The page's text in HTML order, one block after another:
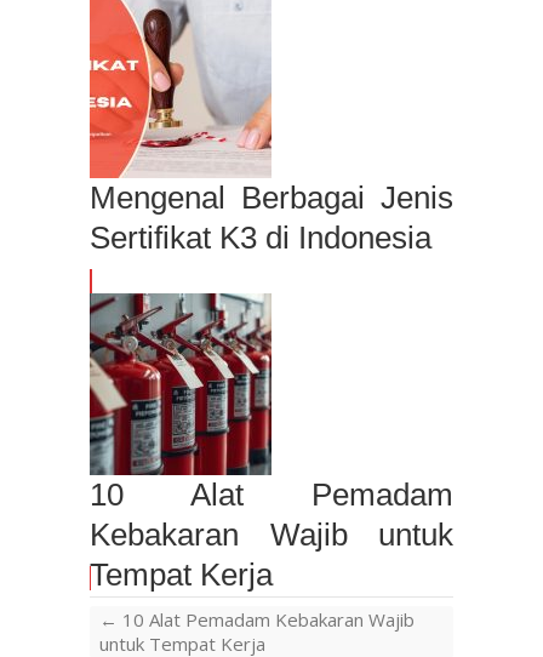
Mengenal Berbagai Jenis
Sertifikat K3 di Indonesia
10 Alat Pemadam
Kebakaran Wajib untuk
Tempat Kerja
← 10 Alat Pemadam Kebakaran Wajib
untuk Tempat Kerja